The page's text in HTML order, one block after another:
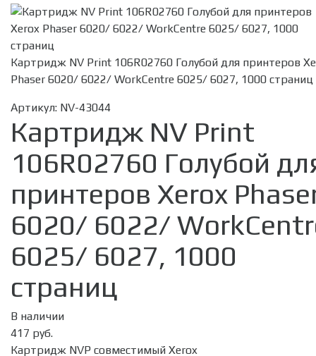
Картридж NV Print 106R02760 Голубой для принтеров
Phaser 6020/ 6022/ WorkCentre 6025/ 6027, 1000 страниц
Артикул: NV-43044
Картридж NV Print
106R02760 Голубой
принтеров Xerox
6020/ 6022/
6025/ 6027, 1000
страниц
В наличии
417 руб.
Картридж NVP совместимый Xerox